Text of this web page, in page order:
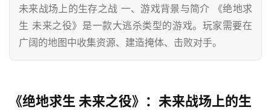
未来战场上的生存之战 一、游戏背景与简介 《绝地求
生 未来之役》是一款大逃杀类型的游戏。玩家需要在
广阔的地图中收集资源、建造掩体、击败对手。
《绝地求生 未来之役》：未来战场上的生